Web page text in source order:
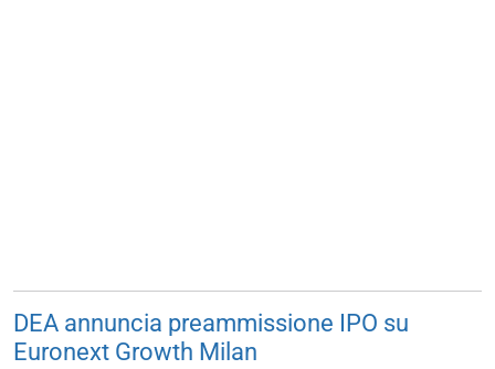
DEA annuncia preammissione IPO su
Euronext Growth Milan